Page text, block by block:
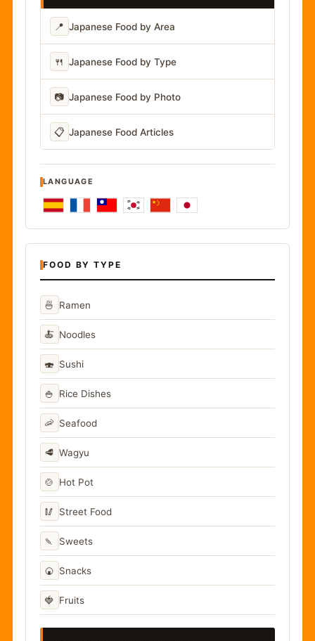
📍 Japanese Food by Area
🍴 Japanese Food by Type
📷 Japanese Food by Photo
📋 Japanese Food Articles
LANGUAGE
FOOD BY TYPE
🍜 Ramen
🍝 Noodles
🍣 Sushi
🍚 Rice Dishes
🦐 Seafood
🥩 Wagyu
🍲 Hot Pot
🥢 Street Food
🍡 Sweets
🍘 Snacks
🍓 Fruits